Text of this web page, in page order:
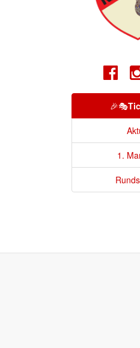
🎉🎭
1.